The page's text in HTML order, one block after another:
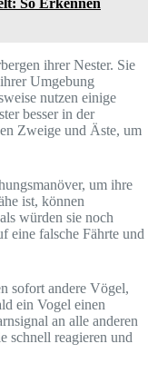
So Erkennen
ihrer Nester. Sie
Umgebung
nutzen einige
besser in der
Zweige und Äste, um
um ihre
ist, können
würden sie noch
eine falsche Fährte und
sofort andere Vögel,
ein Vogel einen
an alle anderen
schnell reagieren und